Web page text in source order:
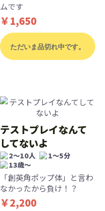
ムです
￥1,650
ただいま品切れ中です。
テストプレイなんて
してないよ
2〜10人
1〜5分
13歳〜
「創英角ポップ体」と言わ
なかったから負け！？
￥2,200